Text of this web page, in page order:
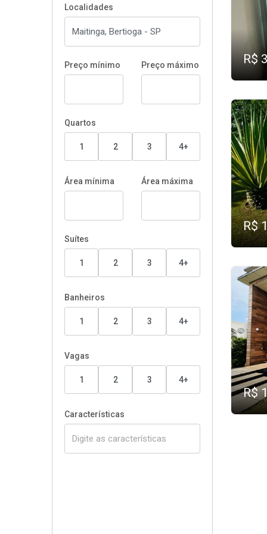
Localidades
Preço mínimo Preço máximo
Quartos
1 2 3 4+
Área mínima Área máxima
Suítes
1 2 3 4+
Banheiros
1 2 3 4+
Vagas
1 2 3 4+
Características
R$
R$
R$